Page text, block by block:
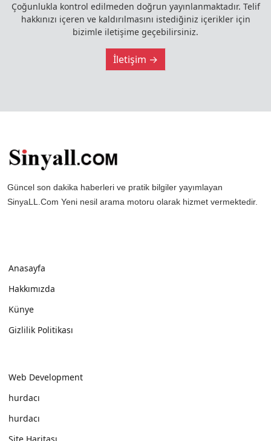
Çoğunlukla kontrol edilmeden doğrun yayınlanmaktadır. Telif
hakkınızı içeren ve kaldırılmasını istediğiniz içerikler için
bizimle iletişime geçebilirsiniz.
İletişim →
Güncel son dakika haberleri ve pratik bilgiler yayımlayan
SinyaLL.Com Yeni nesil arama motoru olarak hizmet vermektedir.
Anasayfa
Hakkımızda
Künye
Gizlilik Politikası
Web Development
hurdacı
hurdacı